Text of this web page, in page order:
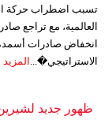
تسبب اضطراب حركة
الاستراتيجي�... المزيد
ظهور جديد